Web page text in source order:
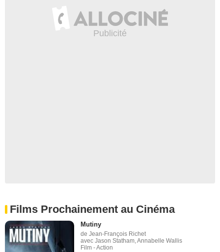
Films Prochainement au Cinéma
Mutiny
de Jean-François Richet
avec Jason Statham, Annabelle Wallis
Film - Action